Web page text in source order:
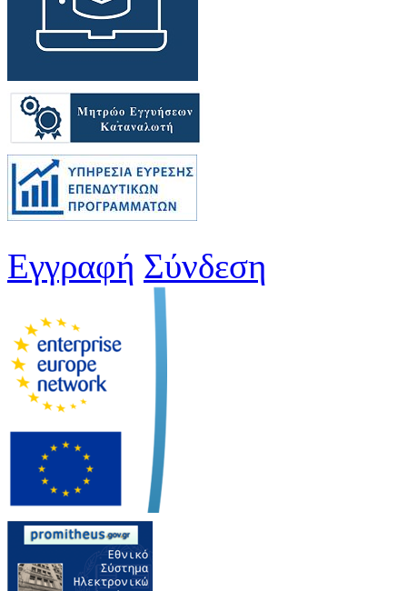
Εγγραφή Σύνδεση